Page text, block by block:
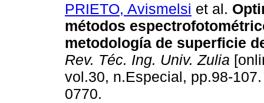
PRIETO, Avismelsi et al.
métodos
metodología de superficie
Rev. Téc. Ing. Univ. Zulia
vol.30, n.Especial, pp.98-
0770.